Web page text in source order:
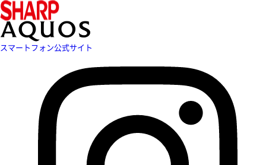
スマートフォン公式サイト